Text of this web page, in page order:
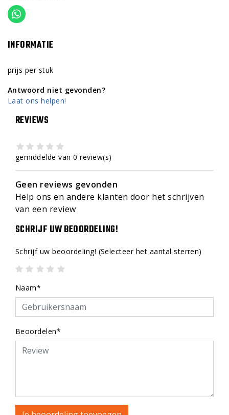
INFORMATIE
prijs per stuk
Antwoord niet gevonden?
Laat ons helpen!
REVIEWS
gemiddelde van 0 review(s)
Geen reviews gevonden
Help ons en andere klanten door het schrijven
van een review
SCHRIJF UW BEOORDELING!
Schrijf uw beoordeling! (Selecteer het aantal sterren)
Naam*
Beoordelen*